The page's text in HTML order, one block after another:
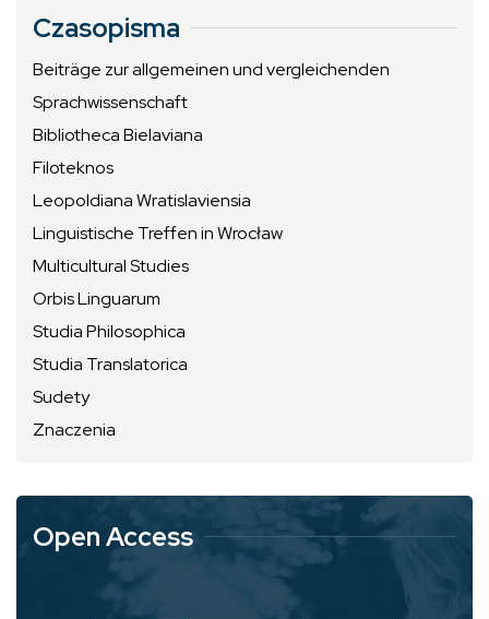
Czasopisma
Beiträge zur allgemeinen und vergleichenden
Sprachwissenschaft
Bibliotheca Bielaviana
Filoteknos
Leopoldiana Wratislaviensia
Linguistische Treffen in Wrocław
Multicultural Studies
Orbis Linguarum
Studia Philosophica
Studia Translatorica
Sudety
Znaczenia
Open Access